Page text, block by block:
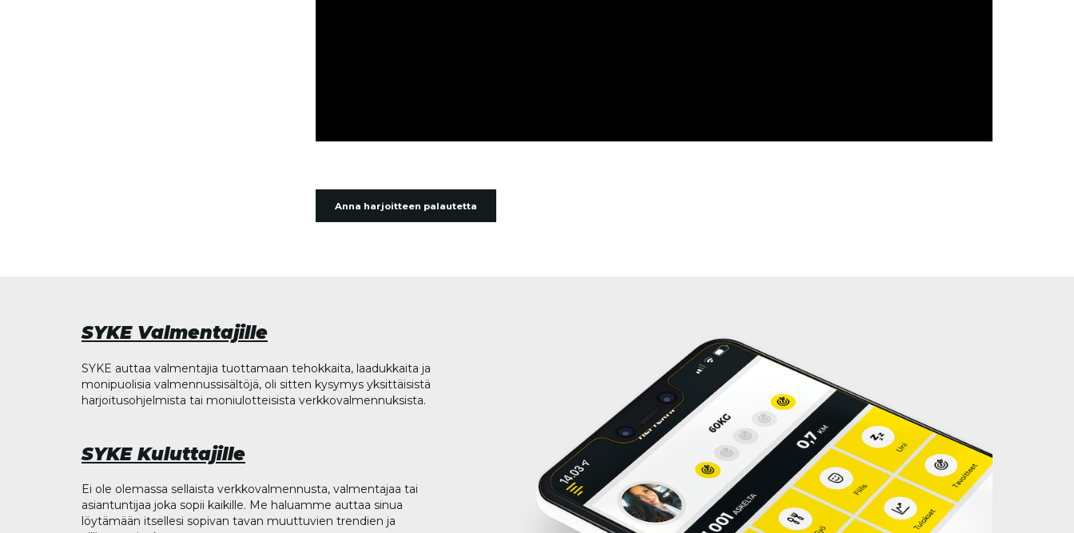
Anna harjoitteen palautetta
SYKE Valmentajille
SYKE auttaa valmentajia tuottamaan tehokkaita, laadukkaita ja
monipuolisia valmennussisältöjä, oli sitten kysymys yksittäisistä
harjoitusohjelmista tai moniulotteisista verkkovalmennuksista.
SYKE Kuluttajille
Ei ole olemassa sellaista verkkovalmennusta, valmentajaa tai
asiantuntijaa joka sopii kaikille. Me haluamme auttaa sinua
löytämään itsellesi sopivan tavan muuttuvien trendien ja